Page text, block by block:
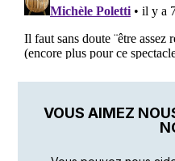
VOUS AIMEZ